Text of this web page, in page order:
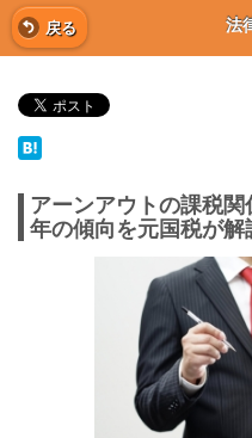
戻る 法
アーンアウトの課税
年の傾向を元国税が解